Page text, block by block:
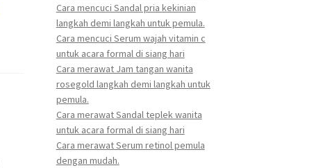
Cara mencuci Sandal pria kekinian
langkah demi langkah untuk pemula.
Cara mencuci Serum wajah vitamin c
untuk acara formal di siang hari
Cara merawat Jam tangan wanita
rosegold langkah demi langkah untuk
pemula.
Cara merawat Sandal teplek wanita
untuk acara formal di siang hari
Cara merawat Serum retinol pemula
dengan mudah.